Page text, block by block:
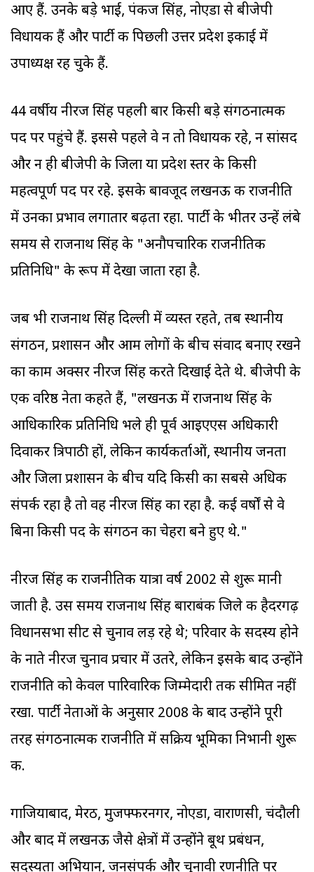
आए हैं. उनके बड़े भाई, पंकज सिंह, नोएडा से बीजेपी
विधायक हैं और पार्टी की पिछली उत्तर प्रदेश इकाई में
उपाध्यक्ष रह चुके हैं.
44 वर्षीय नीरज सिंह पहली बार किसी बड़े संगठनात्मक
पद पर पहुंचे हैं. इससे पहले वे न तो विधायक रहे, न सांसद
और न ही बीजेपी के जिला या प्रदेश स्तर के किसी
महत्वपूर्ण पद पर रहे. इसके बावजूद लखनऊ की राजनीति
में उनका प्रभाव लगातार बढ़ता रहा. पार्टी के भीतर उन्हें लंबे
समय से राजनाथ सिंह के "अनौपचारिक राजनीतिक
प्रतिनिधि" के रूप में देखा जाता रहा है.
जब भी राजनाथ सिंह दिल्ली में व्यस्त रहते, तब स्थानीय
संगठन, प्रशासन और आम लोगों के बीच संवाद बनाए रखने
का काम अक्सर नीरज सिंह करते दिखाई देते थे. बीजेपी के
एक वरिष्ठ नेता कहते हैं, "लखनऊ में राजनाथ सिंह के
आधिकारिक प्रतिनिधि भले ही पूर्व आइएएस अधिकारी
दिवाकर त्रिपाठी हों, लेकिन कार्यकर्ताओं, स्थानीय जनता
और जिला प्रशासन के बीच यदि किसी का सबसे अधिक
संपर्क रहा है तो वह नीरज सिंह का रहा है. कई वर्षों से वे
बिना किसी पद के संगठन का चेहरा बने हुए थे."
नीरज सिंह की राजनीतिक यात्रा वर्ष 2002 से शुरू मानी
जाती है. उस समय राजनाथ सिंह बाराबंकी जिले की हैदरगढ़
विधानसभा सीट से चुनाव लड़ रहे थे; परिवार के सदस्य होने
के नाते नीरज चुनाव प्रचार में उतरे, लेकिन इसके बाद उन्होंने
राजनीति को केवल पारिवारिक जिम्मेदारी तक सीमित नहीं
रखा. पार्टी नेताओं के अनुसार 2008 के बाद उन्होंने पूरी
तरह संगठनात्मक राजनीति में सक्रिय भूमिका निभानी शुरू
की.
गाजियाबाद, मेरठ, मुजफ्फरनगर, नोएडा, वाराणसी, चंदौली
और बाद में लखनऊ जैसे क्षेत्रों में उन्होंने बूथ प्रबंधन,
सदस्यता अभियान, जनसंपर्क और चुनावी रणनीति पर